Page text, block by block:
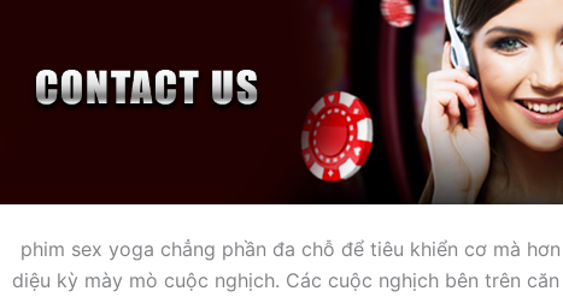
phim sex yoga chẳng phần đa chỗ để tiêu khiển cơ mà
diệu kỳ mày mò cuộc nghịch. Các cuộc nghịch bên trên